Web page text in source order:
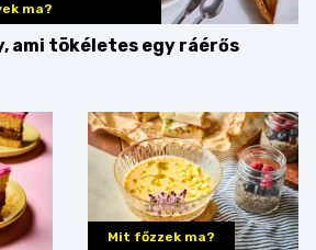
ma?
ami tökéletes egy ráérős
Mit főzzek ma?